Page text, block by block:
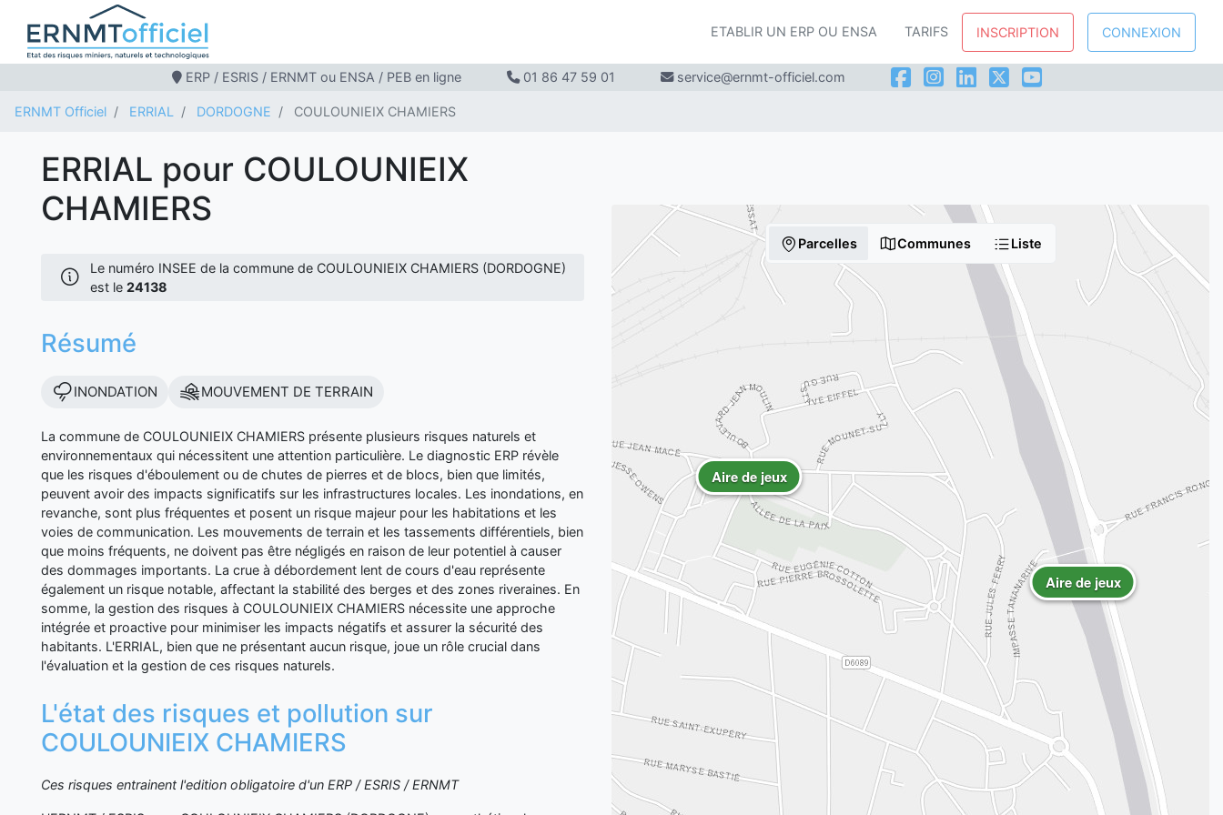
ETABLIR UN ERP OU ENSA TARIFS INSCRIPTION CONNEXION
ERP / ESRIS / ERNMT ou ENSA / PEB en ligne 01 86 47 59 01 service@ernmt-officiel.com
ERNMT Officiel ERRIAL DORDOGNE COULOUNIEIX CHAMIERS
ERRIAL pour COULOUNIEIX
CHAMIERS
Le numéro INSEE de la commune de COULOUNIEIX CHAMIERS (DORDOGNE)
est le 24138
Résumé
INONDATION MOUVEMENT DE TERRAIN
La commune de COULOUNIEIX CHAMIERS présente plusieurs risques naturels et
environnementaux qui nécessitent une attention particulière. Le diagnostic ERP révèle
que les risques d'éboulement ou de chutes de pierres et de blocs, bien que limités,
peuvent avoir des impacts significatifs sur les infrastructures locales. Les inondations, en
revanche, sont plus fréquentes et posent un risque majeur pour les habitations et les
voies de communication. Les mouvements de terrain et les tassements différentiels, bien
que moins fréquents, ne doivent pas être négligés en raison de leur potentiel à causer
des dommages importants. La crue à débordement lent de cours d'eau représente
également un risque notable, affectant la stabilité des berges et des zones riveraines. En
somme, la gestion des risques à COULOUNIEIX CHAMIERS nécessite une approche
intégrée et proactive pour minimiser les impacts négatifs et assurer la sécurité des
habitants. L'ERRIAL, bien que ne présentant aucun risque, joue un rôle crucial dans
l'évaluation et la gestion de ces risques naturels.
L'état des risques et pollution sur
COULOUNIEIX CHAMIERS
Ces risques entrainent l'edition obligatoire d'un ERP / ESRIS / ERNMT
Parcelles Communes Liste
Aire de jeux
Aire de jeux